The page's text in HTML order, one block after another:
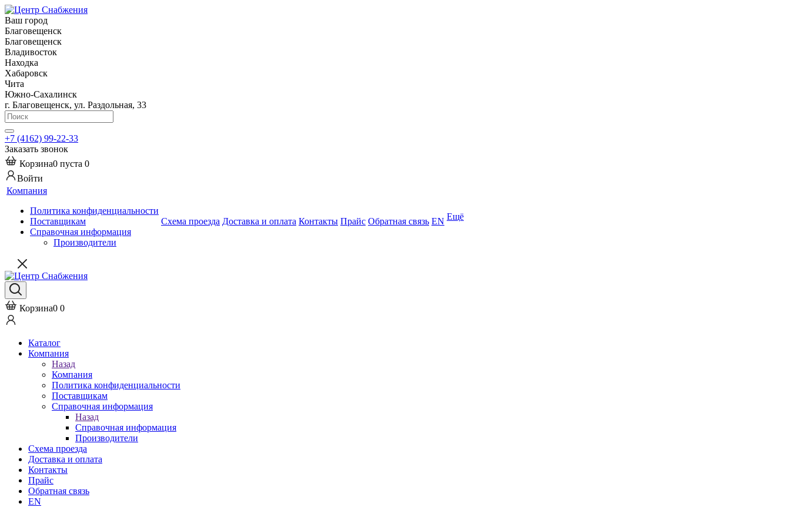
Ваш город
Благовещенск
Благовещенск
Владивосток
Находка
Хабаровск
Чита
Южно-Сахалинск
г. Благовещенск, ул. Раздольная, 33
+7 (4162) 99-22-33
Заказать звонок
Корзина0 пуста 0
Войти
Компания
Политика конфиденциальности
Поставщикам
Справочная информация
Производители
Схема проезда Доставка и оплата Контакты Прайс Обратная связь EN Ещё
Корзина0 0
Каталог
Компания
Назад
Компания
Политика конфиденциальности
Поставщикам
Справочная информация
Назад
Справочная информация
Производители
Схема проезда
Доставка и оплата
Контакты
Прайс
Обратная связь
EN